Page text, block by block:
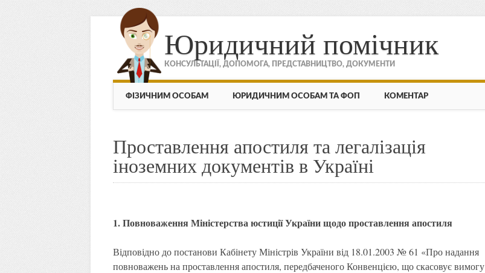
Юридичний помічник
КОНСУЛЬТАЦІЇ, ДОПОМОГА, ПРЕДСТАВНИЦТВО, ДОКУМЕНТИ
МЕНЮ
Skip to content
ФІЗИЧНИМ ОСОБАМ ЮРИДИЧНИМ ОСОБАМ ТА ФОП КОМЕНТАР
Проставлення апостиля та легалізація
іноземних документів в Україні
1. Повноваження Міністерства юстиції України щодо проставлення апостиля
Відповідно до постанови Кабінету Міністрів України від 18.01.2003 № 61 «Про надання
повноважень на проставлення апостиля, передбаченого Конвенцією, що скасовує вимогу